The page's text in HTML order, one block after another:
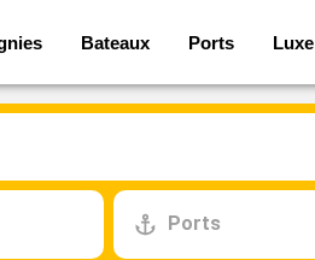
Bateaux Ports Luxe
Ports